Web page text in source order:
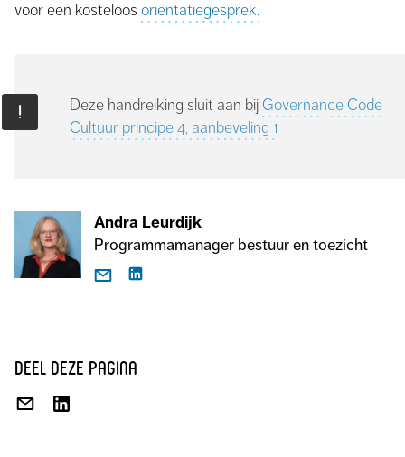
voor een kosteloos oriëntatiegesprek.
Deze handreiking sluit aan bij Governance Code
Cultuur principe 4, aanbeveling 1
Andra Leurdijk
Programmamanager bestuur en toezicht
deel deze pagina
DEEL
DEEL